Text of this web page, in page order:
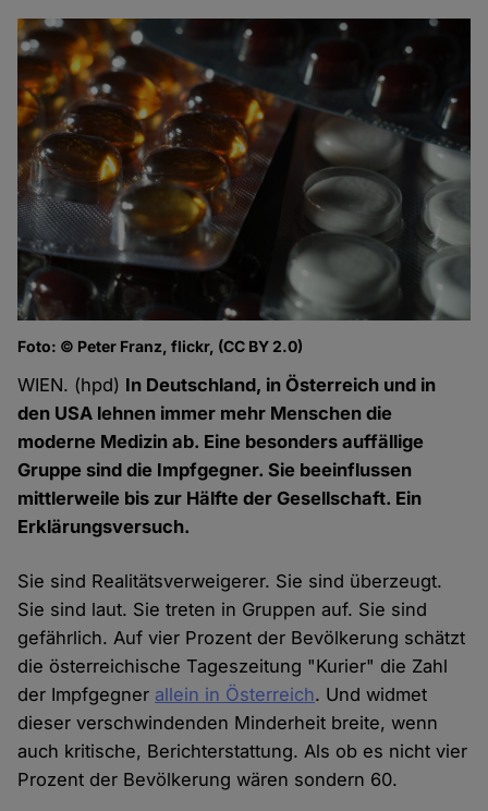
Foto: © Peter Franz, flickr, (CC BY 2.0)
WIEN. (hpd) In Deutschland, in Österreich und in
den USA lehnen immer mehr Menschen die
moderne Medizin ab. Eine besonders auffällige
Gruppe sind die Impfgegner. Sie beeinflussen
mittlerweile bis zur Hälfte der Gesellschaft. Ein
Erklärungsversuch.
Sie sind Realitätsverweigerer. Sie sind überzeugt.
Sie sind laut. Sie treten in Gruppen auf. Sie sind
gefährlich. Auf vier Prozent der Bevölkerung schätzt
die österreichische Tageszeitung "Kurier" die Zahl
der Impfgegner allein in Österreich. Und widmet
dieser verschwindenden Minderheit breite, wenn
auch kritische, Berichterstattung. Als ob es nicht vier
Prozent der Bevölkerung wären sondern 60.